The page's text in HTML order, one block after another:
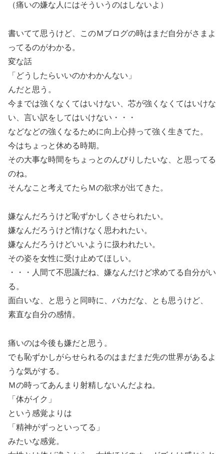
（痛いの嫌な人にはそういうのはしないよ）
書いてて思うけど、このＭブログの時はまだ自分がさまよ
ってるのがわかる。
変な話
「どうしたらいいのかわかんない」
んだと思う。
今までは強くなくてはいけない、芯が強くなくてはいけな
い、言い訳をしてはいけない・・・
などなどの強くなるために向上心持って強く生きてた。
今はちょっと休める時期。
その大事な時間をちょっとのんびりしたいな、と思ってる
のね。
そんなこと考えてたらＭの欲求が出てきた。
嫌なんだろうけど恥ずかしくさせられたい。
嫌なんだろうけど情けなく思われたい。
嫌なんだろうけどいいように扱われたい。
その姿を女性に受け止めてほしい。
・・・人間て不思議だね、嫌なんだけど求めてる自分がい
る。
面白いな、と思うと同時に、バカだな、とも思うけど、
素直な自分の感情。
痛いのは今後も嫌だと思う。
でも恥ずかしがらせられるのはまだまだ先の世界があるよ
うな気がする。
Ｍの時ってあんまり射精しないんだよね。
「体がイク」
という感覚よりは
「精神がずっといってる」
みたいな感覚。